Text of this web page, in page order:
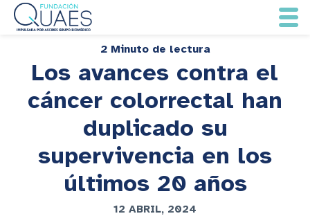
2 Minuto de lectura
Los avances contra el
cáncer colorrectal han
duplicado su
supervivencia en los
últimos 20 años
12 ABRIL, 2024